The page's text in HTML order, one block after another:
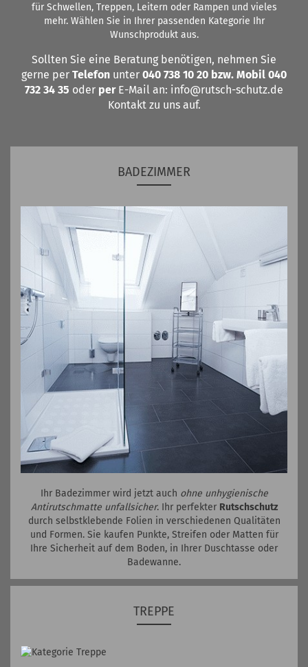
für Schwellen, Treppen, Leitern oder Rampen und vieles
mehr. Wählen Sie in Ihrer passenden Kategorie Ihr
Wunschprodukt aus.
Sollten Sie eine Beratung benötigen, nehmen Sie
gerne per Telefon unter 040 738 10 20 bzw. Mobil 040
732 34 35 oder per E-Mail an: info@rutsch-schutz.de
Kontakt zu uns auf.
BADEZIMMER
Ihr Badezimmer wird jetzt auch ohne unhygienische
Antirutschmatte unfallsicher. Ihr perfekter Rutschschutz
durch selbstklebende Folien in verschiedenen Qualitäten
und Formen. Sie kaufen Punkte, Streifen oder Matten für
Ihre Sicherheit auf dem Boden, in Ihrer Duschtasse oder
Badewanne.
TREPPE